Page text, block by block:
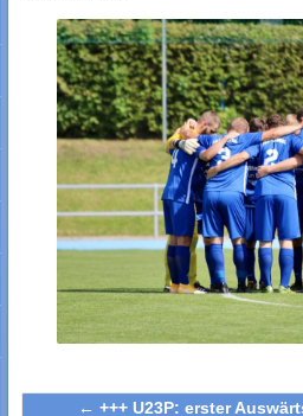
← +++ U23P: erster